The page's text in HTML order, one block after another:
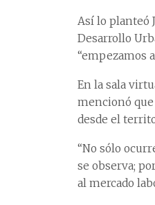
Así lo planteó
Desarrollo
“empezamos
En la sala
mencionó
desde el
“No sólo
se observa;
al mercado